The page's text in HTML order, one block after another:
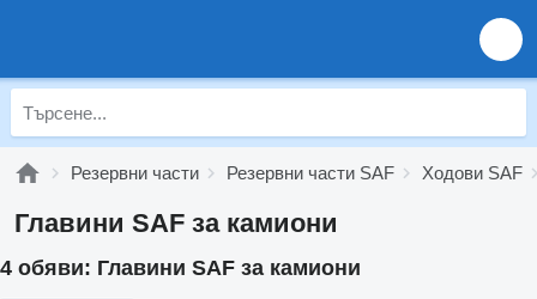
Резервни части Резервни части SAF Ходови SAF
Главини SAF за камиони
4 обяви: Главини SAF за камиони